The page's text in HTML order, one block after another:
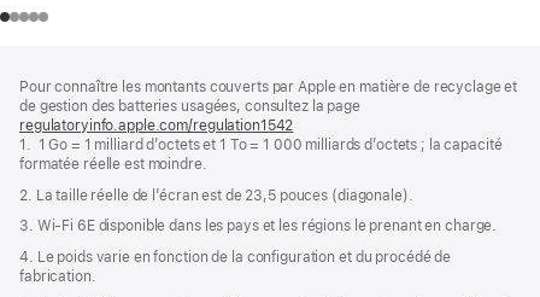
de
page
de
bas
de
page
Pour connaître les montants couverts par Apple en matière de recyclage et
de gestion des batteries usagées, consultez la page
regulatoryinfo.apple.com/regulation1542
dans
fenêtre)
1. 1 Go = 1 milliard d’octets et 1 To = 1 000 milliards d’octets ; la capacité
formatée réelle est moindre.
2. La taille réelle de l’écran est de 23,5 pouces (diagonale).
3. Wi-Fi 6E disponible dans les pays et les régions le prenant en charge.
4. Le poids varie en fonction de la configuration et du procédé de
fabrication.